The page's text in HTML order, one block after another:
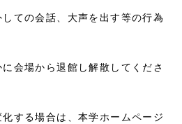
ての会話、大声を出す等の行為
会場から退館し解散してくださ
する場合は、本学ホームページ